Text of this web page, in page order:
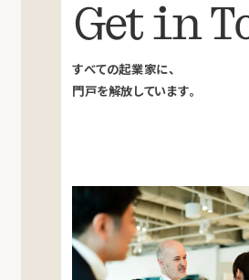
Get in
すべての起業家に、
門戸を解放しています。